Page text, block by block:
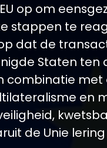
op om
stappen te
dat de
Staten ten
combinatie met
en
de Unie